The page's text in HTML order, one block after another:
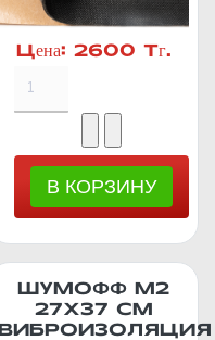
Цена: 2600 Тг.
ШУМОФФ М2
27X37 СМ
ВИБРОИЗОЛЯЦИЯ